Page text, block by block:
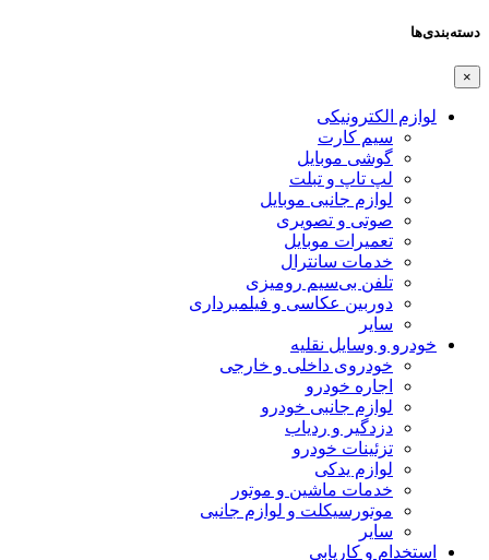
دسته‌بندی‌ها
×
لوازم الکترونیکی
سیم کارت
گوشی موبایل
لپ تاپ و تبلت
لوازم جانبی موبایل
صوتی و تصویری
تعمیرات موبایل
خدمات سانترال
تلفن بی‌سیم رومیزی
دوربین عکاسی و فیلمبرداری
سایر
خودرو و وسایل نقلیه
خودروی داخلی و خارجی
اجاره خودرو
لوازم جانبی خودرو
دزدگیر و ردیاب
تزئینات خودرو
لوازم یدکی
خدمات ماشین و موتور
موتورسیکلت و لوازم جانبی
سایر
استخدام و کاریابی